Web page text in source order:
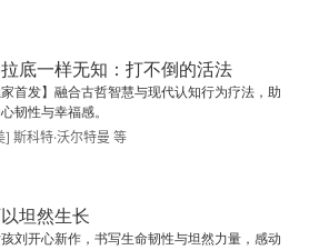
传播及其社会影响
底一样无知：打不倒的活法
家首发】融合古哲智慧与现代认知行为疗法，助
韧性与幸福感。
] 斯科特·沃尔特曼 等
坦然生长
刘开心新作，书写生命韧性与坦然力量，感动